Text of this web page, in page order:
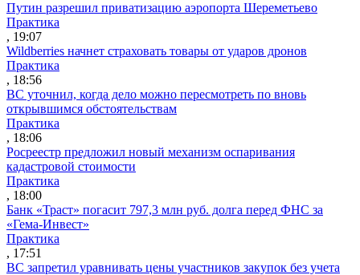
Путин разрешил приватизацию аэропорта Шереметьево
Практика
, 19:07
Wildberries начнет страховать товары от ударов дронов
Практика
, 18:56
ВС уточнил, когда дело можно пересмотреть по вновь
открывшимся обстоятельствам
Практика
, 18:06
Росреестр предложил новый механизм оспаривания
кадастровой стоимости
Практика
, 18:00
Банк «Траст» погасит 797,3 млн руб. долга перед ФНС за
«Гема-Инвест»
Практика
, 17:51
ВС запретил уравнивать цены участников закупок без учета